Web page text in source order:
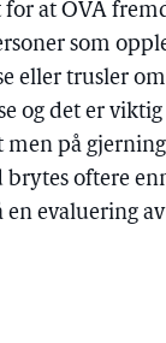
for at OVA
som
eller trusler
og det er
men på
oftere
evaluering